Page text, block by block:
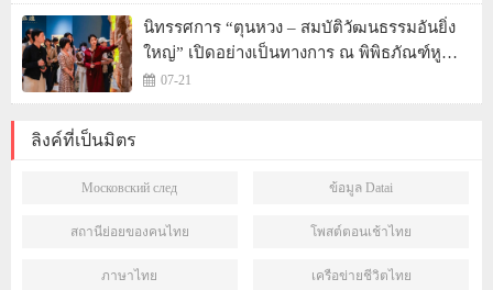
นิทรรศการ “ตุนหวง – สมบัติวัฒนธรรมอันยิ่ง
ใหญ่” เปิดอย่างเป็นทางการ ณ พิพิธภัณฑ์หู
หนาน
07-21
ลิงค์ที่เป็นมิตร
Московский след ข้อมูล Datai
สถานีย่อยของคนไทย โพสต์ตอนเช้าไทย
ภาษาไทย เครือข่ายชีวิตไทย